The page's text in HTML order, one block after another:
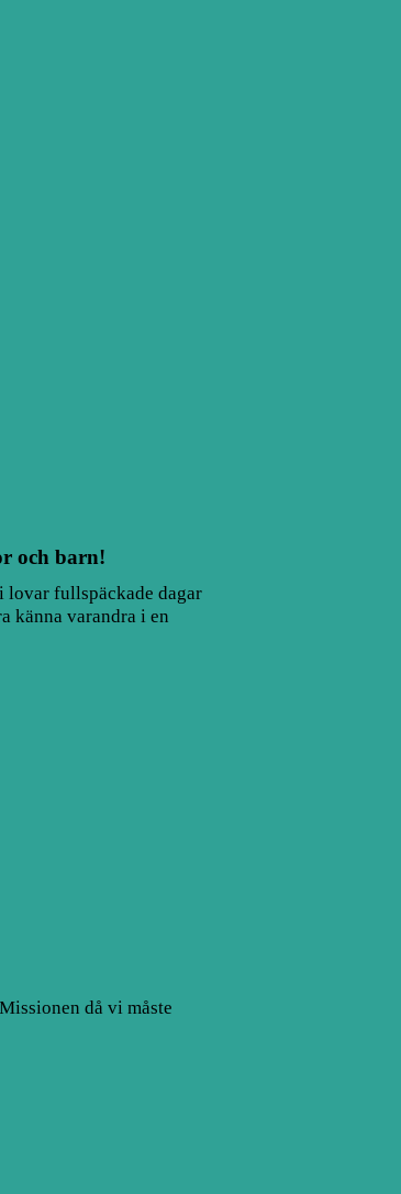
och barn!
lovar fullspäckade dagar
känna varandra i en
då vi måste